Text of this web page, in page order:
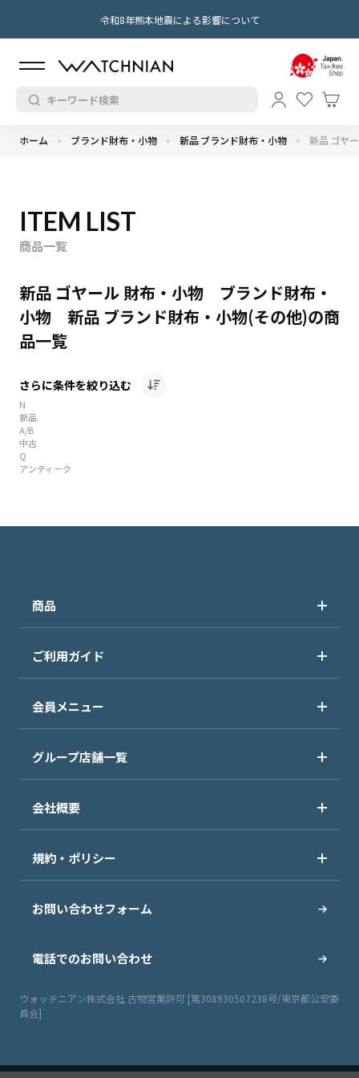
令和8年熊本地震による影響について
ホーム ブランド財布・小物 新品 ブランド財布・小物 新品 ゴヤ
ITEM LIST
商品一覧
新品 ゴヤール 財布・小物 ブランド財布・
小物 新品 ブランド財布・小物(その他)の商
品一覧
さらに条件を絞り込む
N
新品
A/B
中古
Q
アンティーク
商品
ご利用ガイド
会員メニュー
グループ店舗一覧
会社概要
規約・ポリシー
お問い合わせフォーム
電話でのお問い合わせ
ウォッチニアン株式会社 古物営業許可 [第308930507238号/東京都公安委
員会]